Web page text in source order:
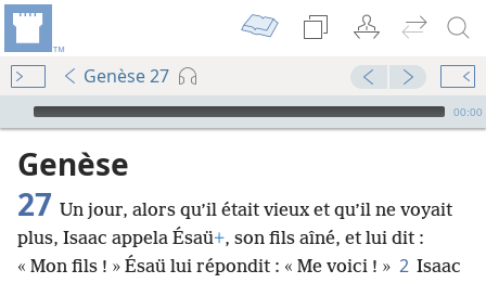
Genèse 27
Audio Player
00:00
Genèse
27 Un jour, alors qu’il était vieux et qu’il ne voyait
plus, Isaac appela Ésaü+, son fils aîné, et lui dit :
« Mon fils ! » Ésaü lui répondit : « Me voici ! » 2 Isaac